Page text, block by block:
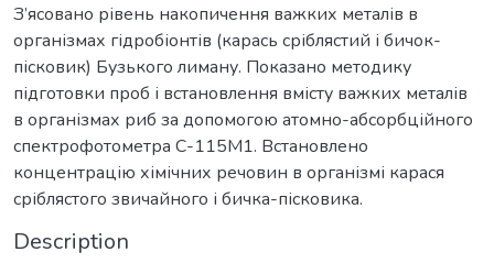
З’ясовано рівень накопичення важких металів в
організмах гідробіонтів (карась сріблястий і бичок-
пісковик) Бузького лиману. Показано методику
підготовки проб і встановлення вмісту важких металів
в організмах риб за допомогою атомно-абсорбційного
спектрофотометра С-115М1. Встановлено
концентрацію хімічних речовин в організмі карася
сріблястого звичайного і бичка-пісковика.
Description